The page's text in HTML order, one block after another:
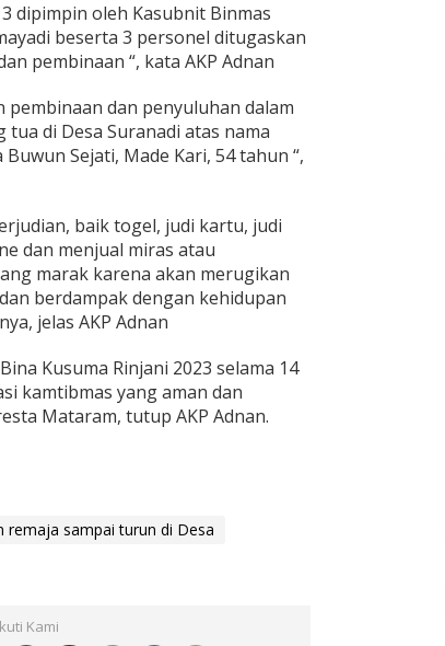
dipimpin oleh Kasubnit Binmas
beserta 3 personel ditugaskan
pembinaan “, kata AKP Adnan
dan penyuluhan dalam
di Desa Suranadi atas nama
Sejati, Made Kari, 54 tahun “,
baik togel, judi kartu, judi
dan menjual miras atau
marak karena akan merugikan
berdampak dengan kehidupan
jelas AKP Adnan
Kusuma Rinjani 2023 selama 14
kamtibmas yang aman dan
Mataram, tutup AKP Adnan.
remaja sampai turun di Desa
Kami